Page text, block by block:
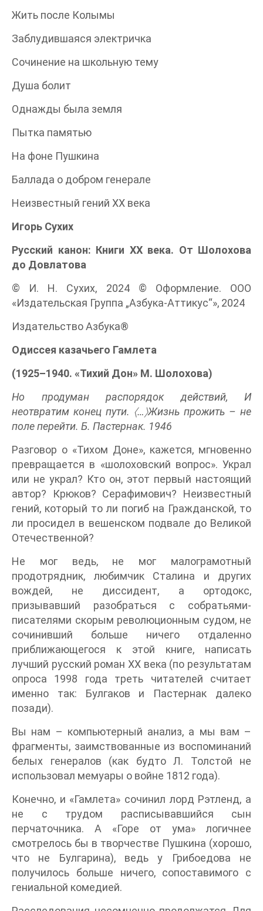
Жить после Колымы
Заблудившаяся электричка
Сочинение на школьную тему
Душа болит
Однажды была земля
Пытка памятью
На фоне Пушкина
Баллада о добром генерале
Неизвестный гений XX века
Игорь Сухих
Русский канон: Книги ХХ века. От Шолохова
до Довлатова
© И. Н. Сухих, 2024 © Оформление. ООО
«Издательская Группа „Азбука-Аттикус“», 2024
Издательство Азбука®
Одиссея казачьего Гамлета
(1925–1940. «Тихий Дон» М. Шолохова)
Но продуман распорядок действий, И
неотвратим конец пути. 〈…〉Жизнь прожить – не
поле перейти. Б. Пастернак. 1946
Разговор о «Тихом Доне», кажется, мгновенно
превращается в «шолоховский вопрос». Украл
или не украл? Кто он, этот первый настоящий
автор? Крюков? Серафимович? Неизвестный
гений, который то ли погиб на Гражданской, то
ли просидел в вешенском подвале до Великой
Отечественной?
Не мог ведь, не мог малограмотный
продотрядник, любимчик Сталина и других
вождей, не диссидент, а ортодокс,
призывавший разобраться с собратьями-
писателями скорым революционным судом, не
сочинивший больше ничего отдаленно
приближающегося к этой книге, написать
лучший русский роман XX века (по результатам
опроса 1998 года треть читателей считает
именно так: Булгаков и Пастернак далеко
позади).
Вы нам – компьютерный анализ, а мы вам –
фрагменты, заимствованные из воспоминаний
белых генералов (как будто Л. Толстой не
использовал мемуары о войне 1812 года).
Конечно, и «Гамлета» сочинил лорд Рэтленд, а
не с трудом расписывавшийся сын
перчаточника. А «Горе от ума» логичнее
смотрелось бы в творчестве Пушкина (хорошо,
что не Булгарина), ведь у Грибоедова не
получилось больше ничего, сопоставимого с
гениальной комедией.